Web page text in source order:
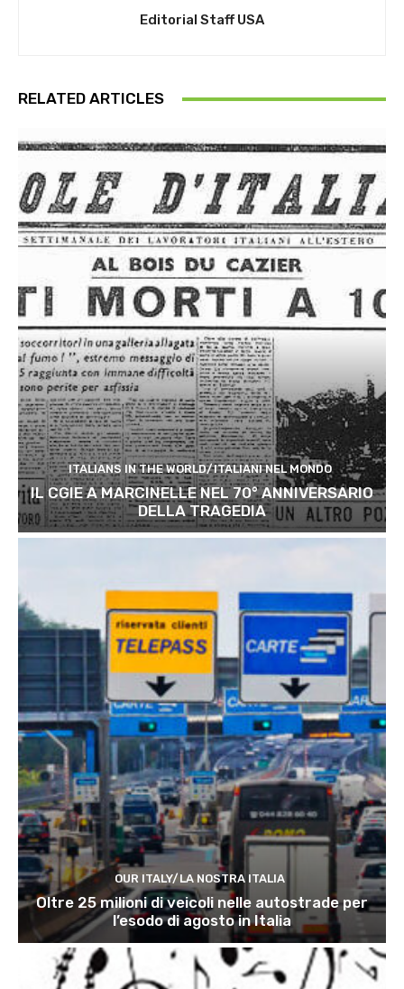
Editorial Staff USA
RELATED ARTICLES
ITALIANS IN THE WORLD/ITALIANI NEL MONDO
IL CGIE A MARCINELLE NEL 70° ANNIVERSARIO
DELLA TRAGEDIA
OUR ITALY/LA NOSTRA ITALIA
Oltre 25 milioni di veicoli nelle autostrade per
l’esodo di agosto in Italia